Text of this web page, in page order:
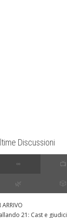
Discussioni
∞ 📺
🌿 🎲
ARRIVO
21: Cast e giudici